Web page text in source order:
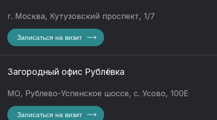
г. Москва, Кутузовский проспект, 1/7
Записаться на визит
Загородный офис Рублёвка
МО, Рублево-Успенское шоссе, с. Усово, 100Е
Записаться на визит